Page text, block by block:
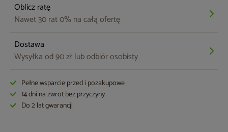
Oblicz ratę
Nawet 30 rat 0% na całą ofertę
Dostawa
Wysyłka od 90 zł lub odbiór osobisty
Pełne wsparcie przed i pozakupowe
14 dni na zwrot bez przyczyny
Do 2 lat gwarancji